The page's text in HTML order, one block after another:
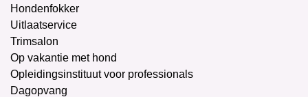
Hondenfokker
Uitlaatservice
Trimsalon
Op vakantie met hond
Opleidingsinstituut voor professionals
Dagopvang